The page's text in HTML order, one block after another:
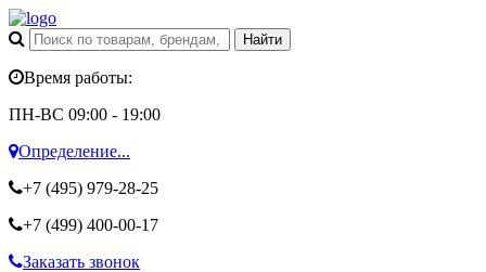
Время работы:
ПН-ВС 09:00 - 19:00
Определение...
+7 (495) 979-28-25
+7 (499) 400-00-17
Заказать звонок